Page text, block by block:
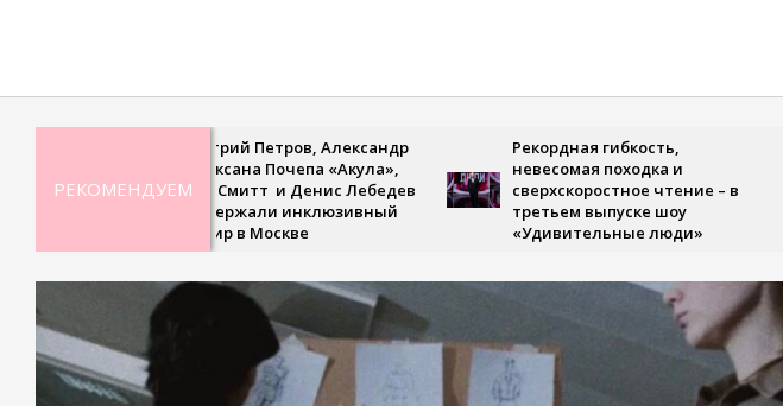
08-
РЕКОМЕНДУЕМ
Дмитрий Петров, Александр
Ян, Оксана Почепа «Акула»,
Кира Смитт и Денис Лебедев
поддержали инклюзивный
турнир в Москве
Рекордная гибкость,
невесомая походка и
сверхскоростное чтение – в
третьем выпуске шоу
«Удивительные люди»